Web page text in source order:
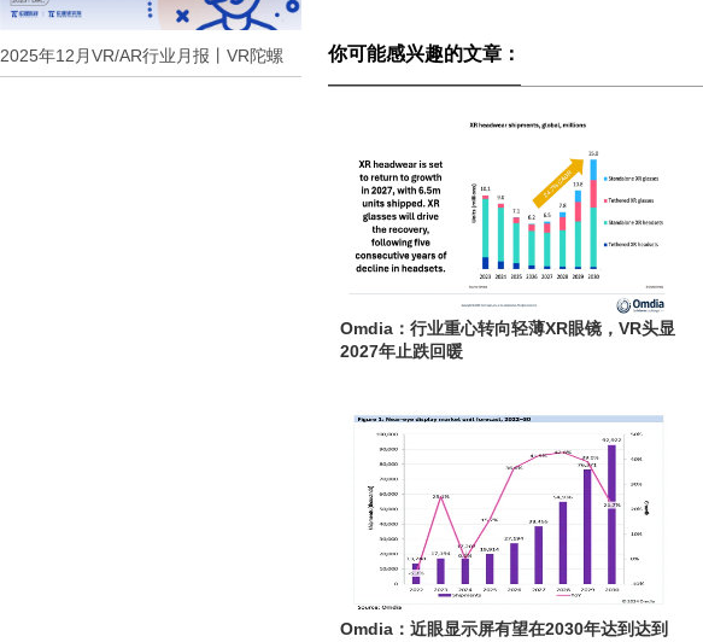
2025年12月VR/AR行业月报丨VR陀螺 你可能感兴趣的文章：
Omdia：行业重心转向轻薄XR眼镜，VR头显
2027年止跌回暖
Omdia：近眼显示屏有望在2030年达到达到